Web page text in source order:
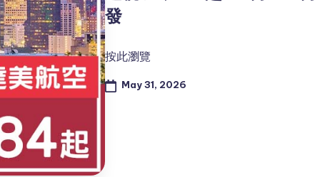
發
按此瀏覽
May 31, 2026